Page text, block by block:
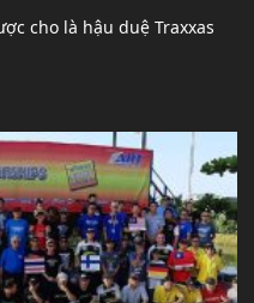
cho là hậu duệ Traxxas